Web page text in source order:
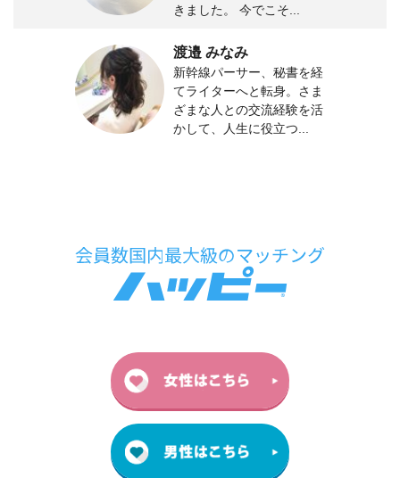
きました。 今でこそ...
渡邉 みなみ
新幹線パーサー、秘書を経
てライターへと転身。さま
ざまな人との交流経験を活
かして、人生に役立つ...